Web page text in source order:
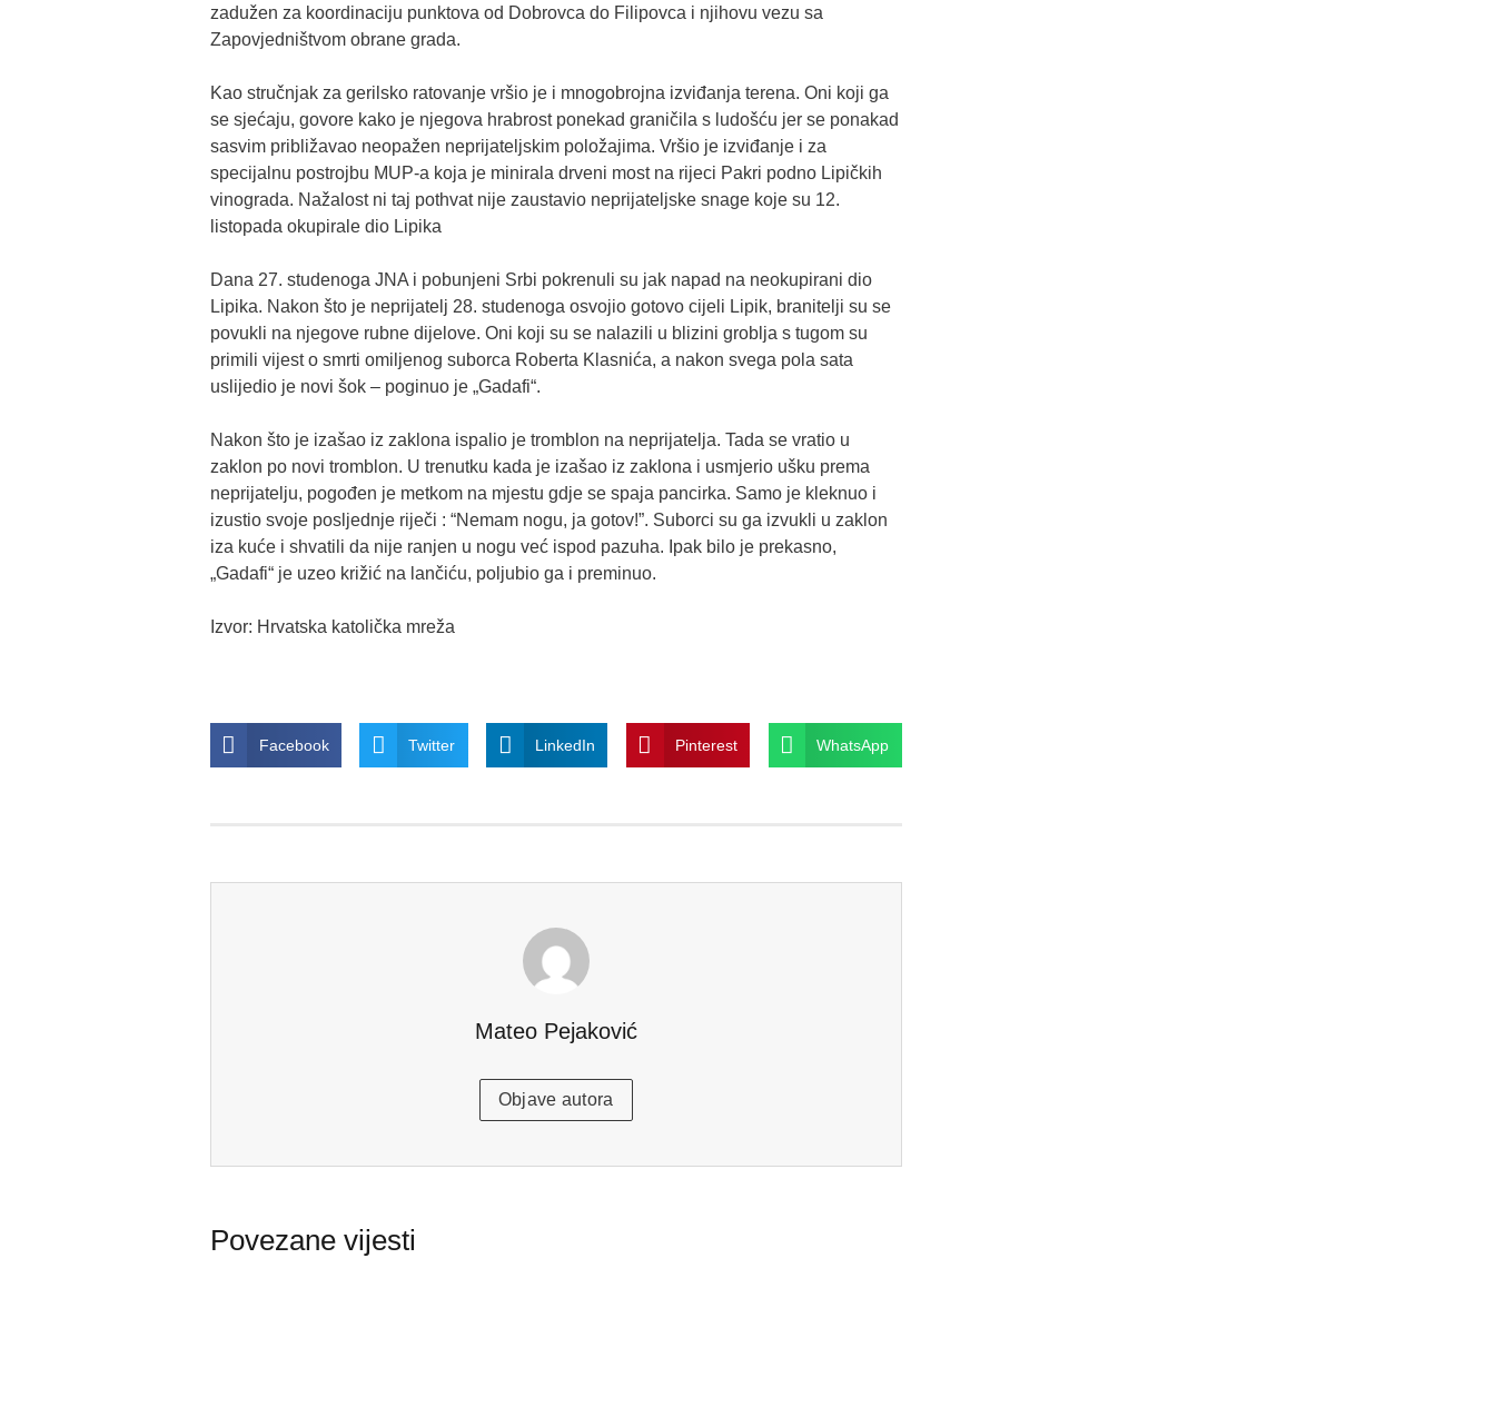
zadužen za koordinaciju punktova od Dobrovca do Filipovca i njihovu vezu sa
Zapovjedništvom obrane grada.
Kao stručnjak za gerilsko ratovanje vršio je i mnogobrojna izviđanja terena. Oni koji ga
se sjećaju, govore kako je njegova hrabrost ponekad graničila s ludošću jer se ponakad
sasvim približavao neopažen neprijateljskim položajima. Vršio je izviđanje i za
specijalnu postrojbu MUP-a koja je minirala drveni most na rijeci Pakri podno Lipičkih
vinograda. Nažalost ni taj pothvat nije zaustavio neprijateljske snage koje su 12.
listopada okupirale dio Lipika
Dana 27. studenoga JNA i pobunjeni Srbi pokrenuli su jak napad na neokupirani dio
Lipika. Nakon što je neprijatelj 28. studenoga osvojio gotovo cijeli Lipik, branitelji su se
povukli na njegove rubne dijelove. Oni koji su se nalazili u blizini groblja s tugom su
primili vijest o smrti omiljenog suborca Roberta Klasnića, a nakon svega pola sata
uslijedio je novi šok – poginuo je „Gadafi“.
Nakon što je izašao iz zaklona ispalio je tromblon na neprijatelja. Tada se vratio u
zaklon po novi tromblon. U trenutku kada je izašao iz zaklona i usmjerio ušku prema
neprijatelju, pogođen je metkom na mjestu gdje se spaja pancirka. Samo je kleknuo i
izustio svoje posljednje riječi : “Nemam nogu, ja gotov!”. Suborci su ga izvukli u zaklon
iza kuće i shvatili da nije ranjen u nogu već ispod pazuha. Ipak bilo je prekasno,
„Gadafi“ je uzeo križić na lančiću, poljubio ga i preminuo.
Izvor: Hrvatska katolička mreža
Facebook Twitter LinkedIn Pinterest WhatsApp
Mateo Pejaković
Objave autora
Povezane vijesti